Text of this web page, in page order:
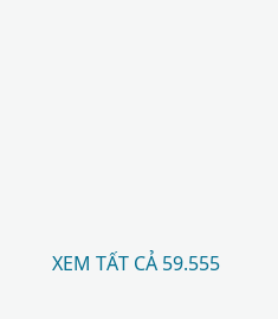
XEM TẤT CẢ 59.555